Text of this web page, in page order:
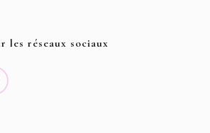
les réseaux sociaux